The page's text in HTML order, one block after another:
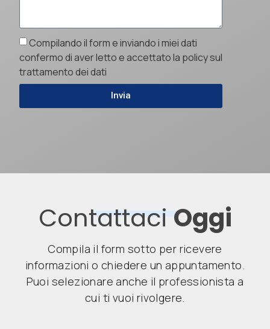
Compilando il form e inviando i miei dati
confermo di aver letto e accettato la policy sul
trattamento dei dati
Invia
Contattaci Oggi
Compila il form sotto per ricevere
informazioni o chiedere un appuntamento.
Puoi selezionare anche il professionista a
cui ti vuoi rivolgere.